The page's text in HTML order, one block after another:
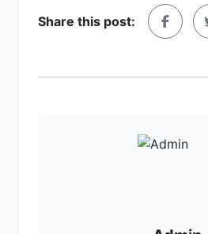
Share this post: